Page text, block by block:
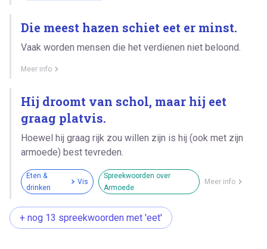
Die meest hazen schiet eet er minst.
Vaak worden mensen die het verdienen niet beloond.
Meer info
Hij droomt van schol, maar hij eet
graag platvis.
Hoewel hij graag rijk zou willen zijn is hij (ook met zijn
armoede) best tevreden.
Eten &
drinken
Vis
Spreekwoorden over
Armoede
Meer info
+ nog 13 spreekwoorden met 'eet'